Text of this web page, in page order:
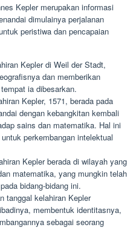
Kepler merupakan informasi
dimulainya perjalanan
peristiwa dan pencapaian
Kepler di Weil der Stadt,
dan memberikan
ia dibesarkan.
Kepler, 1571, berada pada
dengan kebangkitan kembali
sains dan matematika. Hal ini
perkembangan intelektual
Kepler berada di wilayah yang
matematika, yang mungkin telah
bidang-bidang ini.
tanggal kelahiran Kepler
membentuk identitasnya,
sebagai seorang